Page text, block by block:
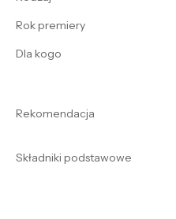
Rok premiery
Dla kogo
Rekomendacja
Składniki podstawowe